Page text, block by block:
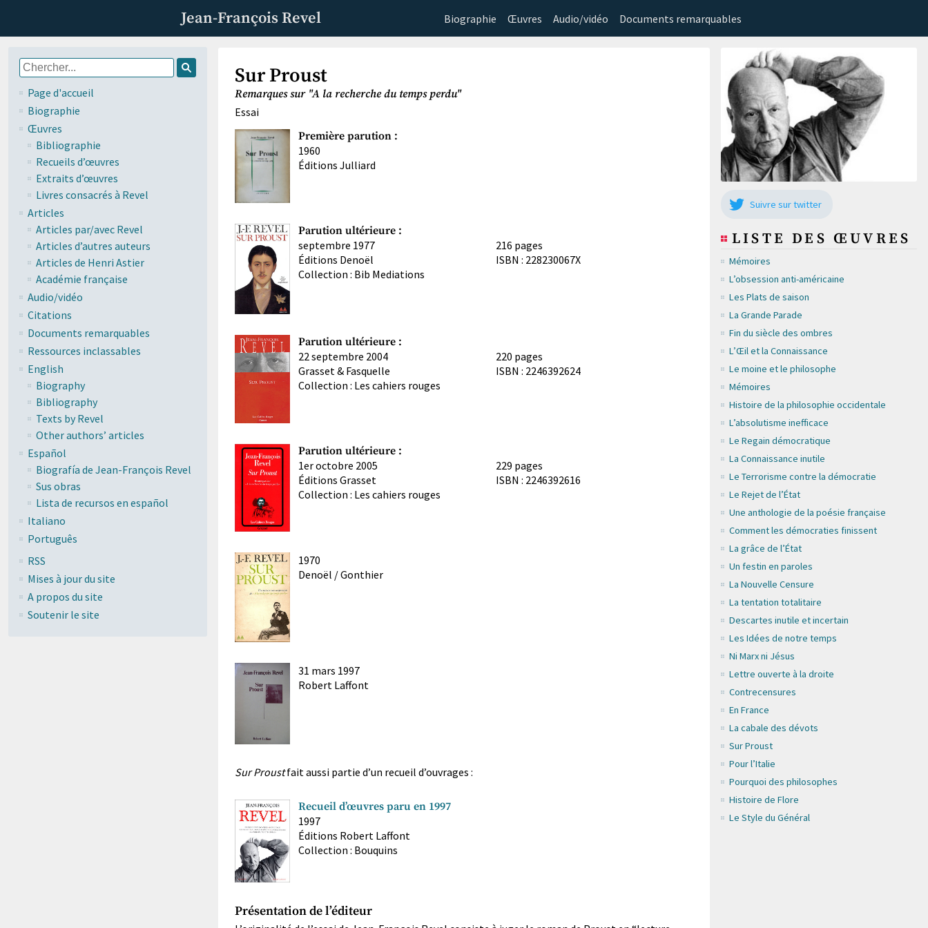
Jean-François Revel Biographie Œuvres Audio/vidéo Documents remarquables
Page d'accueil
Biographie
Œuvres
Bibliographie
Recueils d’œuvres
Extraits d’œuvres
Livres consacrés à Revel
Articles
Articles par/avec Revel
Articles d’autres auteurs
Articles de Henri Astier
Académie française
Audio/vidéo
Citations
Documents remarquables
Ressources inclassables
English
Biography
Bibliography
Texts by Revel
Other authors’ articles
Español
Biografía de Jean-François Revel
Sus obras
Lista de recursos en español
Italiano
Português
RSS
Mises à jour du site
A propos du site
Soutenir le site
Sur Proust
Remarques sur "A la recherche du temps perdu"
Essai
Première parution :
1960
Éditions Julliard
Parution ultérieure :
septembre 1977
Éditions Denoël
Collection : Bib Mediations
216 pages
ISBN : 228230067X
Parution ultérieure :
22 septembre 2004
Grasset & Fasquelle
Collection : Les cahiers rouges
220 pages
ISBN : 2246392624
Parution ultérieure :
1er octobre 2005
Éditions Grasset
Collection : Les cahiers rouges
229 pages
ISBN : 2246392616
1970
Denoël / Gonthier
31 mars 1997
Robert Laffont
Sur Proustfait aussi partie d’un recueil d’ouvrages :
Recueil d’œuvres paru en 1997
1997
Éditions Robert Laffont
Collection : Bouquins
Présentation de l’éditeur
Suivre sur twitter
LISTE DES ŒUVRES
Mémoires
L’obsession anti-américaine
Les Plats de saison
La Grande Parade
Fin du siècle des ombres
L’Œil et la Connaissance
Le moine et le philosophe
Mémoires
Histoire de la philosophie occidentale
L’absolutisme inefficace
Le Regain démocratique
La Connaissance inutile
Le Terrorisme contre la démocratie
Le Rejet de l’État
Une anthologie de la poésie française
Comment les démocraties finissent
La grâce de l’État
Un festin en paroles
La Nouvelle Censure
La tentation totalitaire
Descartes inutile et incertain
Les Idées de notre temps
Ni Marx ni Jésus
Lettre ouverte à la droite
Contrecensures
En France
La cabale des dévots
Sur Proust
Pour l’Italie
Pourquoi des philosophes
Histoire de Flore
Le Style du Général